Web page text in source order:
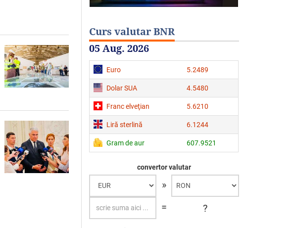
Curs valutar BNR
05 Aug. 2026
Euro 5.2489
Dolar SUA 4.5480
Franc elveţian 5.6210
Liră sterlină 6.1244
Gram de aur 607.9521
convertor valutar
»
=
?